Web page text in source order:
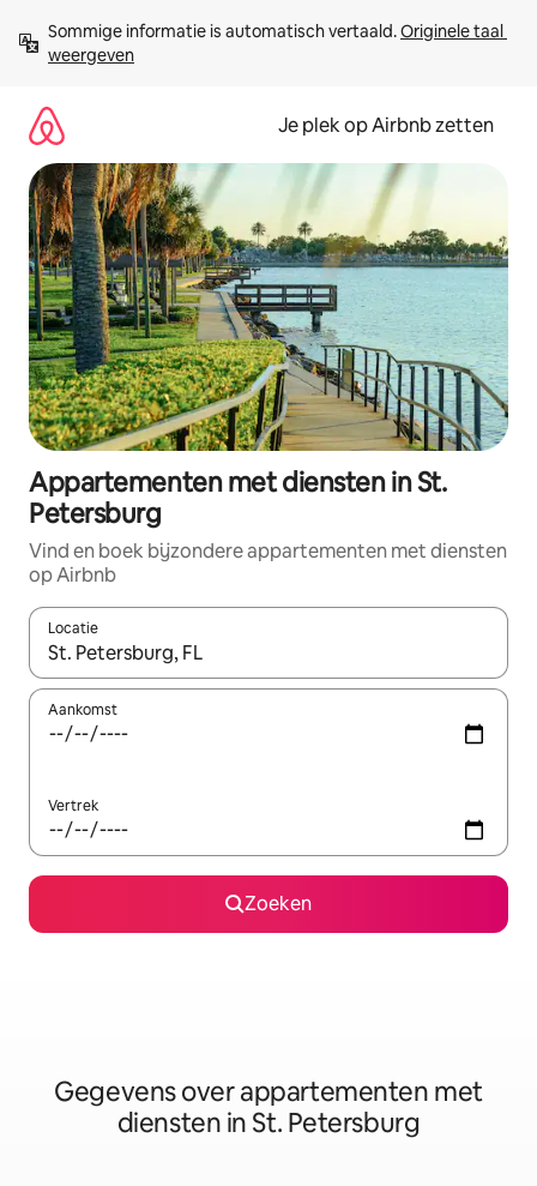
direct
naar
Sommige informatie is automatisch vertaald. Originele taal
weergeven
Je plek op Airbnb zetten
Appartementen met diensten in St.
Petersburg
Vind en boek bijzondere appartementen met diensten
op Airbnb
Locatie
Wanneer er resultaten beschikbaar zijn, maak je een keuze
Aankomst
Vertrek
Zoeken
Gegevens over appartementen met
diensten in St. Petersburg